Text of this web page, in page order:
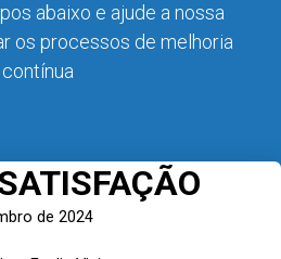
abaixo e ajude a nossa
os processos de melhoria
contínua